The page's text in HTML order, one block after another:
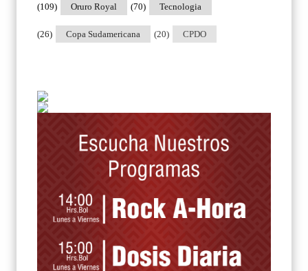
Oruro Royal
(109) Tecnologia
(70)
Copa Sudamericana
(26) CPDO
(20)